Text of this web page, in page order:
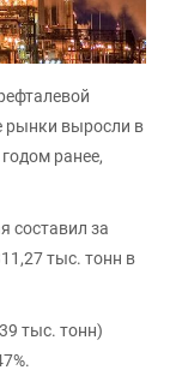
рынки выросли в
ранее,
составил за
тыс. тонн в
тыс. тонн)